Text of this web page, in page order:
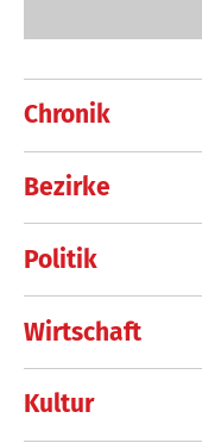
Chronik
Bezirke
Politik
Wirtschaft
Kultur